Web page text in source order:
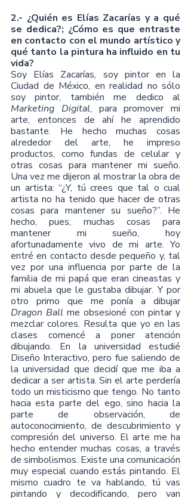
2.- ¿Quién es Elías Zacarías y a qué
se dedica?; ¿Cómo es que entraste
en contacto con el mundo artístico y
qué tanto la pintura ha influido en tu
vida?
Soy Elías Zacarías, soy pintor en la
Ciudad de México, en realidad no sólo
Marketing Digital, para promover mi
arte, entonces de ahí he aprendido
bastante. He hecho muchas cosas
alrededor del arte, he impreso
productos, como fundas de celular y
otras cosas para mantener mi sueño.
Una vez me dijeron al mostrar la obra de
un artista: “¿Y, tú crees que tal o cual
artista no ha tenido que hacer de otras
cosas para mantener su sueño?”. He
hecho, pues, muchas cosas para
mantener mi sueño, hoy
afortunadamente vivo de mi arte. Yo
entré en contacto desde pequeño y, tal
vez por una influencia por parte de la
familia de mi papá que eran cineastas y
mi abuela que le gustaba dibujar. Y por
otro primo que me ponía a dibujar
Dragon Ball me obsesioné con pintar y
mezclar colores. Resulta que yo en las
clases comencé a poner atención
dibujando. En la universidad estudié
Diseño Interactivo, pero fue saliendo de
la universidad que decidí que me iba a
dedicar a ser artista. Sin el arte perdería
todo un misticismo que tengo. No tanto
hacia esta parte del ego, sino hacia la
parte de observación, de
autoconocimiento, de descubrimiento y
compresión del universo. El arte me ha
hecho entender muchas cosas, a través
de simbolismos. Existe una comunicación
muy especial cuando estás pintando. El
mismo cuadro te va hablando, tú vas
pintando y decodificando, pero van